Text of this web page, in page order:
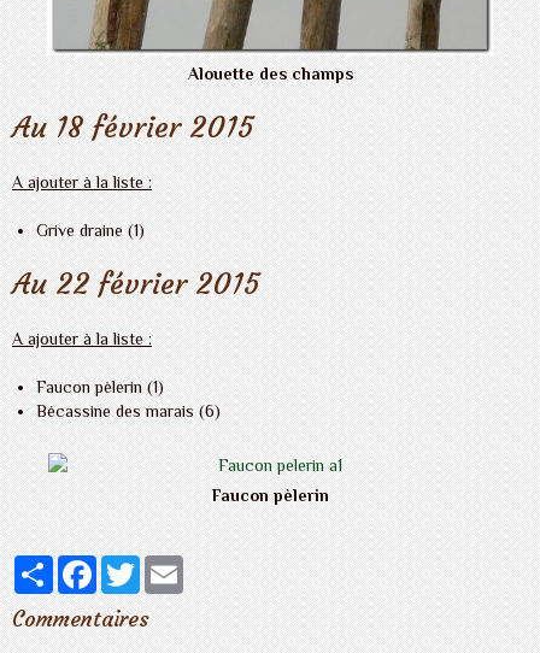
Alouette des champs
Au 18 février 2015
A ajouter à la liste :
Grive draine (1)
Au 22 février 2015
A ajouter à la liste :
Faucon pèlerin (1)
Bécassine des marais (6)
Faucon pèlerin
PartagerFacebook
TwitterEmail
Commentaires